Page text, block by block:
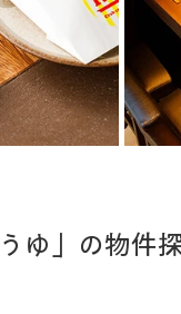
ゆ」の物件